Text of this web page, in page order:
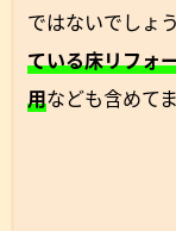
ではないでしょ
ている床リフォ
用なども含めて